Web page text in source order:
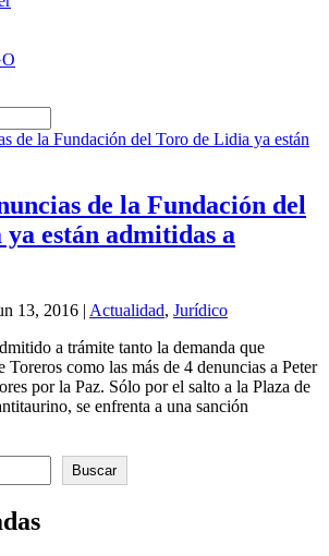
de la Fundación del
están admitidas a
13, 2016 | Actualidad, Jurídico
a trámite tanto la demanda que
como las más de 4 denuncias a Peter
por la Paz. Sólo por el salto a la Plaza de
se enfrenta a una sanción
Buscar